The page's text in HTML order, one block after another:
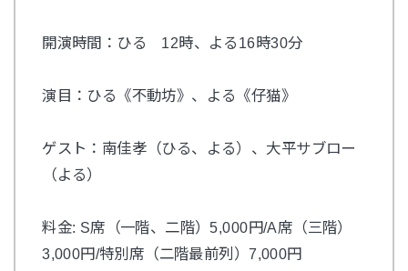
開演時間：ひる 12時、よる16時30分
演目：ひる《不動坊》、よる《仔猫》
ゲスト：南佳孝（ひる、よる）、大平サブロー
（よる）
料金: S席（一階、二階）5,000円/A席（三階）
3,000円/特別席（二階最前列）7,000円